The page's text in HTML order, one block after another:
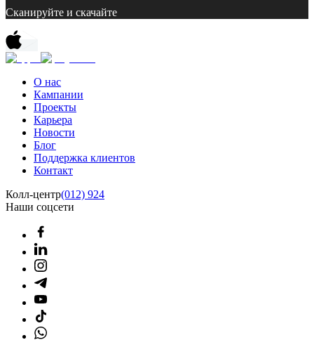
Сканируйте и скачайте
О нас
Кампании
Проекты
Карьера
Новости
Блог
Поддержка клиентов
Контакт
Колл-центр(012) 924
Наши соцсети